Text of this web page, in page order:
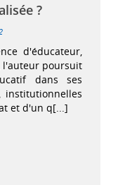
?
d'éducateur,
l'auteur poursuit
dans ses
institutionnelles
et d'un q[...]